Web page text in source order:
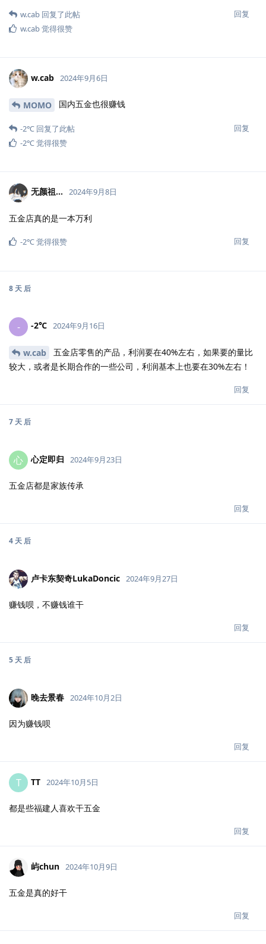
回复
w.cab 回复了此帖
w.cab觉得很赞
w.cab 2024年9月6日
MOMO 国内五金也很赚钱
回复
-2℃ 回复了此帖
-2℃觉得很赞
无颜祖... 2024年9月8日
五金店真的是一本万利
回复
-2℃觉得很赞
8 天 后
- -2℃ 2024年9月16日
w.cab
五金店零售的产品，利润要在40%左右，如果要的量比
较大，或者是长期合作的一些公司，利润基本上也要在30%左右！
回复
7 天 后
心 心定即归 2024年9月23日
五金店都是家族传承
回复
4 天 后
卢卡东契奇LukaDoncic 2024年9月27日
赚钱呗，不赚钱谁干
回复
5 天 后
晚去景春 2024年10月2日
因为赚钱呗
回复
T TT 2024年10月5日
都是些福建人喜欢干五金
回复
屿chun 2024年10月9日
五金是真的好干
回复